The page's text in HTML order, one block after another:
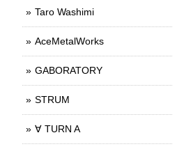
Taro Washimi
AceMetalWorks
GABORATORY
STRUM
∀ TURN A